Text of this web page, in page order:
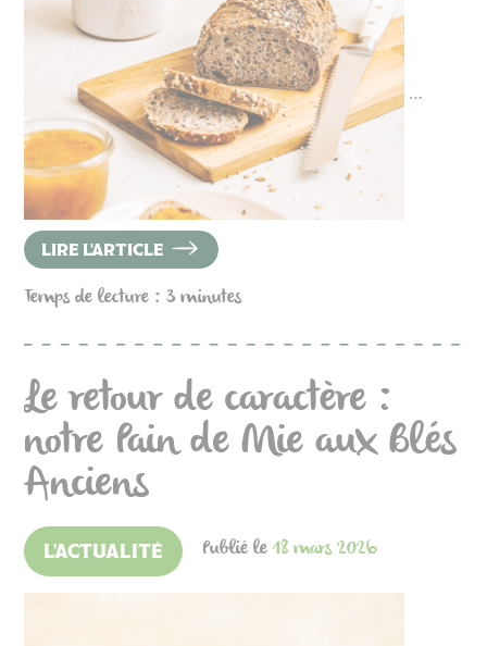
…
LIRE L'ARTICLE
Temps de lecture : 3 minutes
Le retour de caractère :
notre Pain de Mie aux Blés
Anciens
L'ACTUALITÉ Publié le18 mars 2026